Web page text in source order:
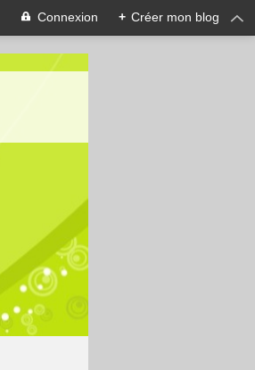
Connexion + Créer mon blog